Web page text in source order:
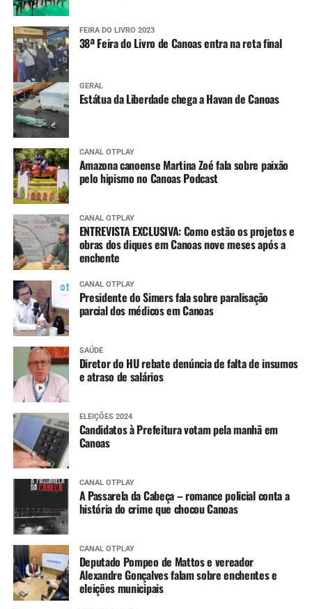
FEIRA DO LIVRO 2023
38ª Feira do Livro de Canoas entra na reta final
GERAL
Estátua da Liberdade chega a Havan de Canoas
CANAL OTPLAY
Amazona canoense Martina Zoé fala sobre paixão
pelo hipismo no Canoas Podcast
CANAL OTPLAY
ENTREVISTA EXCLUSIVA: Como estão os projetos e
obras dos diques em Canoas nove meses após a
enchente
CANAL OTPLAY
Presidente do Simers fala sobre paralisação
parcial dos médicos em Canoas
SAÚDE
Diretor do HU rebate denúncia de falta de insumos
e atraso de salários
ELEIÇÕES 2024
Candidatos à Prefeitura votam pela manhã em
Canoas
CANAL OTPLAY
A Passarela da Cabeça – romance policial conta a
história do crime que chocou Canoas
CANAL OTPLAY
Deputado Pompeo de Mattos e vereador
Alexandre Gonçalves falam sobre enchentes e
eleições municipais